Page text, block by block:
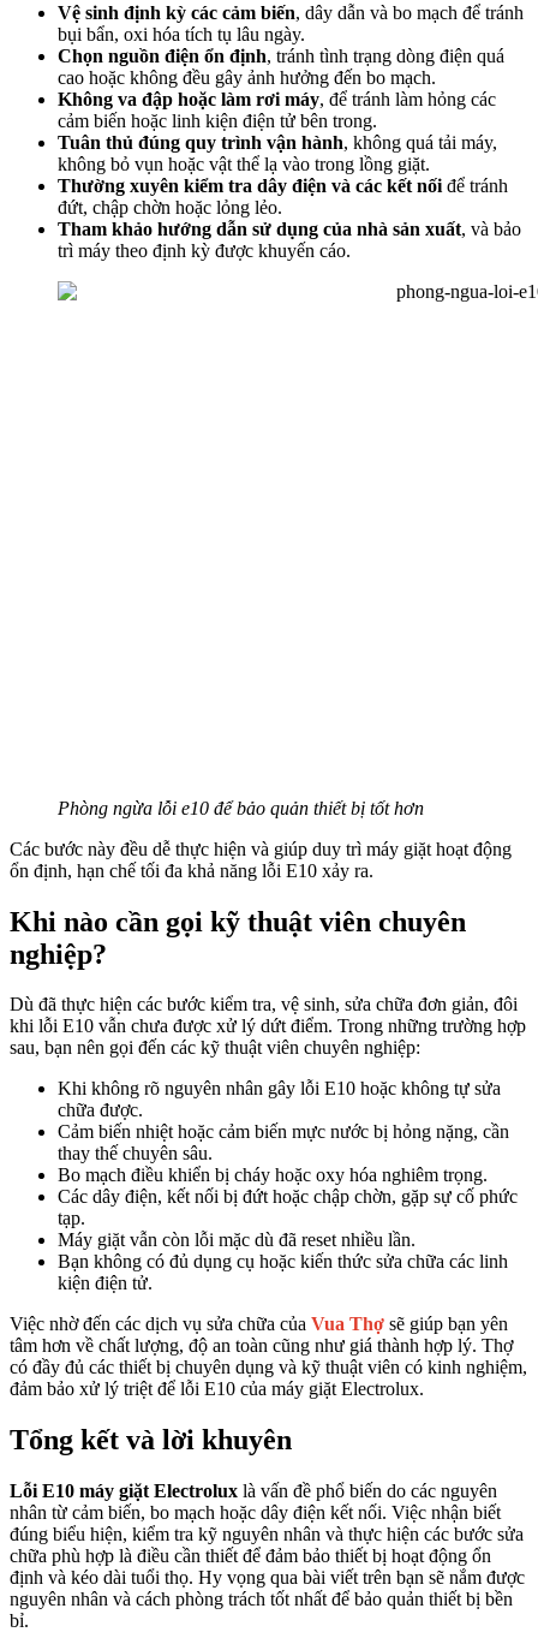
Vệ sinh định kỳ các cảm biến, dây dẫn và bo mạch để tránh
bụi bẩn, oxi hóa tích tụ lâu ngày.
Chọn nguồn điện ổn định, tránh tình trạng dòng điện quá
cao hoặc không đều gây ảnh hưởng đến bo mạch.
Không va đập hoặc làm rơi máy, để tránh làm hỏng các
cảm biến hoặc linh kiện điện tử bên trong.
Tuân thủ đúng quy trình vận hành, không quá tải máy,
không bỏ vụn hoặc vật thể lạ vào trong lồng giặt.
Thường xuyên kiểm tra dây điện và các kết nối để tránh
đứt, chập chờn hoặc lỏng lẻo.
Tham khảo hướng dẫn sử dụng của nhà sản xuất, và bảo
trì máy theo định kỳ được khuyến cáo.
Phòng ngừa lỗi e10 để bảo quản thiết bị tốt hơn
Các bước này đều dễ thực hiện và giúp duy trì máy giặt hoạt động
ổn định, hạn chế tối đa khả năng lỗi E10 xảy ra.
Khi nào cần gọi kỹ thuật viên chuyên
nghiệp?
Dù đã thực hiện các bước kiểm tra, vệ sinh, sửa chữa đơn giản, đôi
khi lỗi E10 vẫn chưa được xử lý dứt điểm. Trong những trường hợp
sau, bạn nên gọi đến các kỹ thuật viên chuyên nghiệp:
Khi không rõ nguyên nhân gây lỗi E10 hoặc không tự sửa
chữa được.
Cảm biến nhiệt hoặc cảm biến mực nước bị hỏng nặng, cần
thay thế chuyên sâu.
Bo mạch điều khiển bị cháy hoặc oxy hóa nghiêm trọng.
Các dây điện, kết nối bị đứt hoặc chập chờn, gặp sự cố phức
tạp.
Máy giặt vẫn còn lỗi mặc dù đã reset nhiều lần.
Bạn không có đủ dụng cụ hoặc kiến thức sửa chữa các linh
kiện điện tử.
Việc nhờ đến các dịch vụ sửa chữa của Vua Thợ sẽ giúp bạn yên
tâm hơn về chất lượng, độ an toàn cũng như giá thành hợp lý. Thợ
có đầy đủ các thiết bị chuyên dụng và kỹ thuật viên có kinh nghiệm,
đảm bảo xử lý triệt để lỗi E10 của máy giặt Electrolux.
Tổng kết và lời khuyên
Lỗi E10 máy giặt Electrolux là vấn đề phổ biến do các nguyên
nhân từ cảm biến, bo mạch hoặc dây điện kết nối. Việc nhận biết
đúng biểu hiện, kiểm tra kỹ nguyên nhân và thực hiện các bước sửa
chữa phù hợp là điều cần thiết để đảm bảo thiết bị hoạt động ổn
định và kéo dài tuổi thọ. Hy vọng qua bài viết trên bạn sẽ nắm được
nguyên nhân và cách phòng trách tốt nhất để bảo quản thiết bị bền
bỉ.